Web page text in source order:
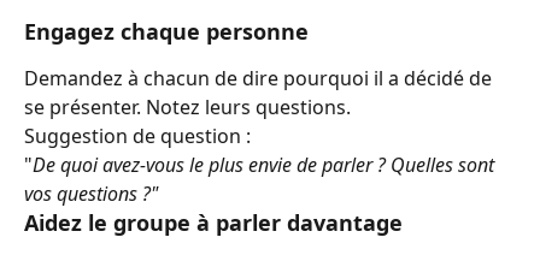
Engagez chaque personne
Demandez à chacun de dire pourquoi il a décidé de
se présenter. Notez leurs questions.
Suggestion de question :
"De quoi avez-vous le plus envie de parler ? Quelles sont
vos questions ?"
Aidez le groupe à parler davantage